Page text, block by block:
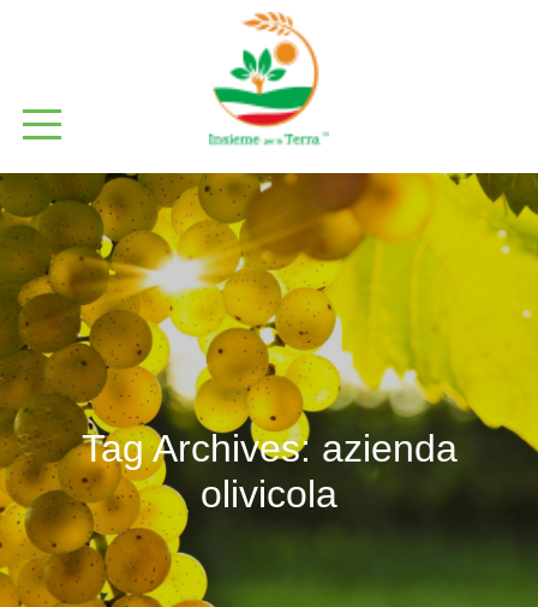
Tag Archives: azienda
olivicola